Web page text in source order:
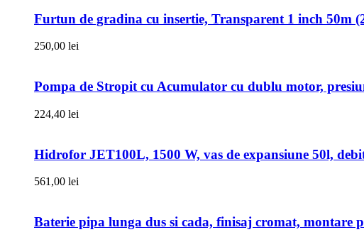
Furtun de gradina cu insertie, Transparent 1 inch 50m
250,00 lei
Pompa de Stropit cu Acumulator cu dublu motor,
224,40 lei
Hidrofor JET100L, 1500 W, vas de expansiune 50l,
561,00 lei
Baterie pipa lunga dus si cada, finisaj cromat, montare